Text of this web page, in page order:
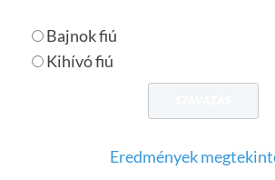
Bajnok fiú
Kihívó fiú
Eredmények